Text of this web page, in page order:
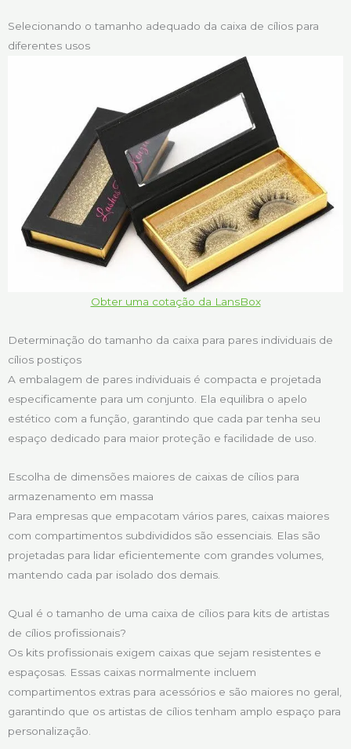
Selecionando o tamanho adequado da caixa de cílios para
diferentes usos
Obter uma cotação da LansBox
Determinação do tamanho da caixa para pares individuais de
cílios postiços
A embalagem de pares individuais é compacta e projetada
especificamente para um conjunto. Ela equilibra o apelo
estético com a função, garantindo que cada par tenha seu
espaço dedicado para maior proteção e facilidade de uso.
Escolha de dimensões maiores de caixas de cílios para
armazenamento em massa
Para empresas que empacotam vários pares, caixas maiores
com compartimentos subdivididos são essenciais. Elas são
projetadas para lidar eficientemente com grandes volumes,
mantendo cada par isolado dos demais.
Qual é o tamanho de uma caixa de cílios para kits de artistas
de cílios profissionais?
Os kits profissionais exigem caixas que sejam resistentes e
espaçosas. Essas caixas normalmente incluem
compartimentos extras para acessórios e são maiores no geral,
garantindo que os artistas de cílios tenham amplo espaço para
personalização.